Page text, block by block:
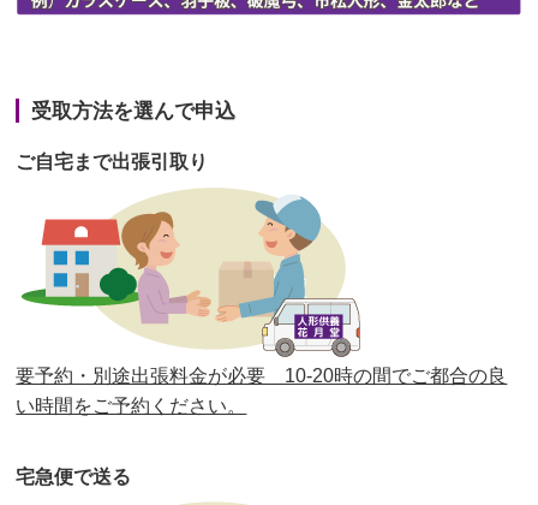
第39回人形供養祭令和2年10月22日(木)
第38回人形供養祭 令和2年8月26日(水)
第37回人形供養祭 令和2年6月8日(月)
第36回人形供養祭 令和2年4月16日(木)
第35回人形供養祭令和2年2月13日(木)
第33回人形供養祭
受取方法を選んで申込
ご自宅まで出張引取り
要予約・別途出張料金が必要 10-20時の間でご都合の良
い時間をご予約ください。
宅急便で送る